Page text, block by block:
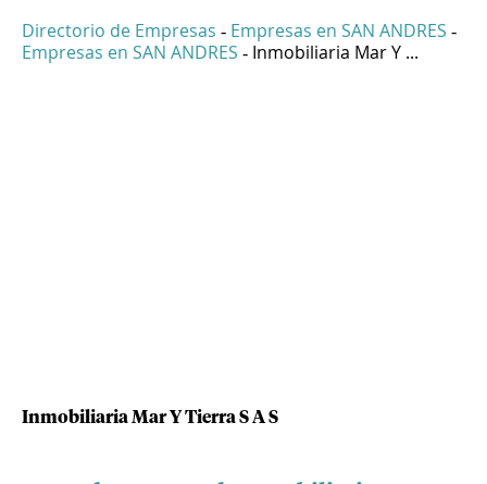
Directorio de Empresas - Empresas en SAN ANDRES -
Empresas en SAN ANDRES - Inmobiliaria Mar Y ...
Inmobiliaria Mar Y Tierra S A S